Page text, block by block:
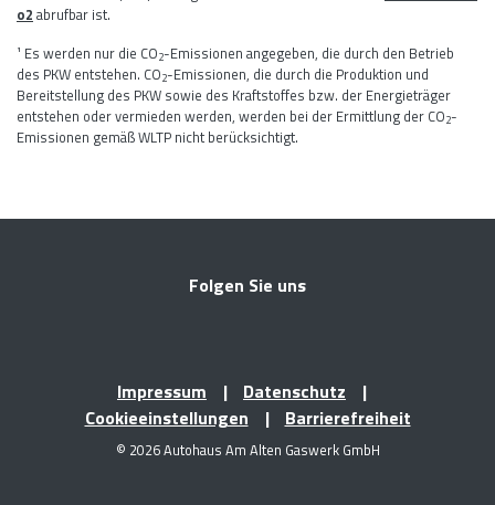
o2 abrufbar ist.
¹ Es werden nur die CO2-Emissionen angegeben, die durch den Betrieb
des PKW entstehen. CO2-Emissionen, die durch die Produktion und
Bereitstellung des PKW sowie des Kraftstoffes bzw. der Energieträger
entstehen oder vermieden werden, werden bei der Ermittlung der CO2-
Emissionen gemäß WLTP nicht berücksichtigt.
Folgen Sie uns
Impressum
Datenschutz
Cookieeinstellungen
Barrierefreiheit
© 2026 Autohaus Am Alten Gaswerk GmbH